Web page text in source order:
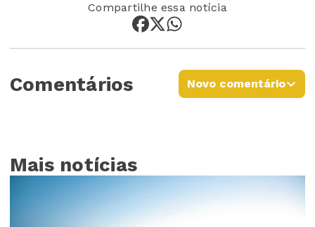
Compartilhe essa notícia
Comentários Novo comentário
Mais notícias